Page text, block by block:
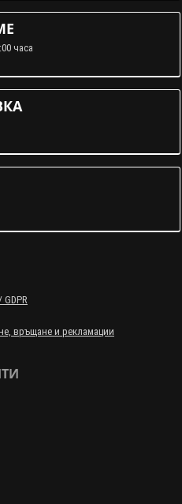
часа
връщане и рекламации